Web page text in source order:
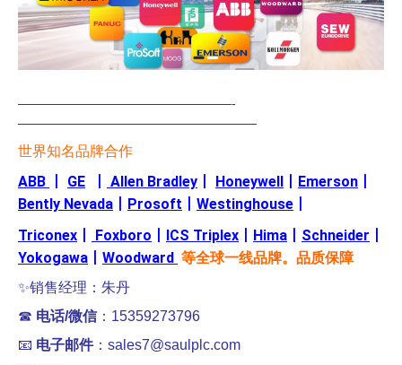
—————————————————-
———————————————————
世界知名品牌合作
ABB GE Allen Bradley Honeywell Emerson
Bently Nevada
Prosoft Westinghouse
Triconex
Foxboro ICS Triplex Hima Schneider
Yokogawa
Woodward 等全球一线品牌。品质保障
✨销售经理：朱丹
☎ 电话/微信：15359273796
📧 电子邮件：sales7@saulplc.com